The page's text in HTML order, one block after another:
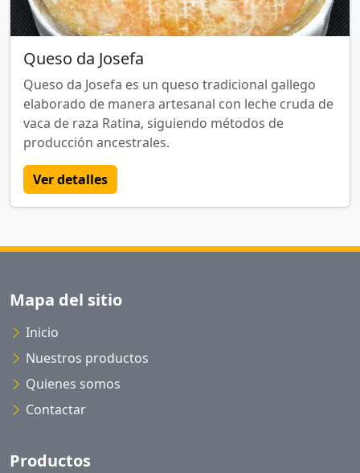
Queso da Josefa
Queso da Josefa es un queso tradicional gallego
elaborado de manera artesanal con leche cruda de
vaca de raza Ratina, siguiendo métodos de
producción ancestrales.
Ver detalles
Mapa del sitio
Inicio
Nuestros productos
Quienes somos
Contactar
Productos